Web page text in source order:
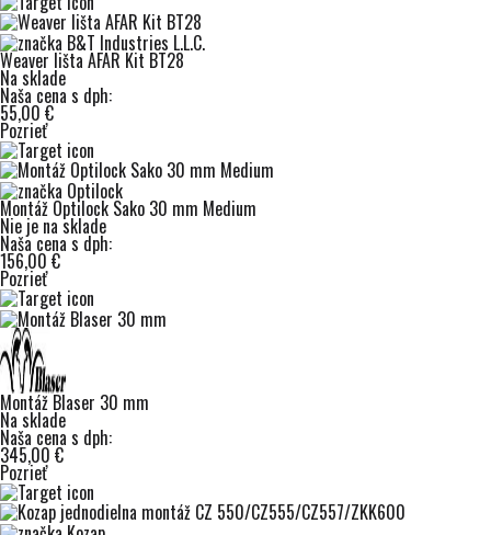
Weaver lišta AFAR Kit BT28
Na sklade
Naša cena s dph:
55,00 €
Pozrieť
Montáž Optilock Sako 30 mm Medium
Nie je na sklade
Naša cena s dph:
156,00 €
Pozrieť
Montáž Blaser 30 mm
Na sklade
Naša cena s dph:
345,00 €
Pozrieť